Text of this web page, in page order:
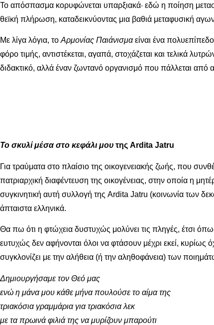
Το απόσπασμα κορυφώνεται υπαρξιακά· εδώ η ποίηση
θεϊκή πλήρωση, καταδεικνύοντας μια βαθιά μεταφυσική
Με λίγα λόγια, το Αρμονίας Παιάνισμαείναι ένα
φόρο τιμής, αντιστέκεται, αγαπά, στοχάζεται και τελικά
διδακτικό, αλλά έναν ζωντανό οργανισμό που πάλλεται
Το σκυλί μέσα στο κεφάλι μου της Ardita Jatru
Για τραύματα στο πλαίσιο της οικογενειακής ζωής, που
πατριαρχική διαφέντευση της οικογένειας, στην οποία η
συγκινητική αυτή συλλογή της Ardita Jatru (κοινωνία των
άπταιστα ελληνικά.
Θα πω ότι η φτώχεια δυστυχώς μολύνει τις πληγές, έτσι
ευτυχώς δεν αφήνονται όλοι να φτάσουν μέχρι εκεί, κυρίως
συγκλονίζει με την αλήθεια (ή την αληθοφάνεια) των
Δημιουργήσαμε τον Θεό μας
ενώ η μάνα μου κάθε μήνα πουλούσε το αίμα της
τριακόσια γραμμάρια για τριακόσια λεκ
με τα πρωινά φιλιά της να μυρίζουν μπαρούτι